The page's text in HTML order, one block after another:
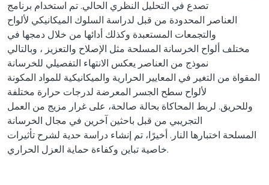
تصدع في التحليل النظري الحالي. تم استخدام برنامج
العناصر المحدودة من قبل لدراسة السلوك الميكانيكي لألواح
والتجمعات المستعبدة وكذلك أدائها من خلال دمجها في
مختلف ألواح الخرسانة المسلحة مثل الإصلاح والتعزيز ، وبالتالي
نموذج من العناصر يعكس الانتهاء التفصيلي للخرسانة
المقواة من التغير في المعايير الحرارية والميكانيكية للمواد المكونة
لألواح سطح الجسر المعرضة لدرجات حرارة مختلفة
وللحريق. لربط المحاكاة بحالة صالحة، على غرار مزيج من العمل
التجريبي من قبل باحثين آخرين في مجال الخرسانة
المسلحة اختبارها النار. أخيرًا، تم إنشاء دراسة حدية لشرح تأثيرات
خاصية تباين وكفاءة حماية العزل الحراري.